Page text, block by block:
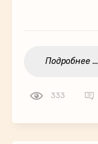
Подробнее ...
333